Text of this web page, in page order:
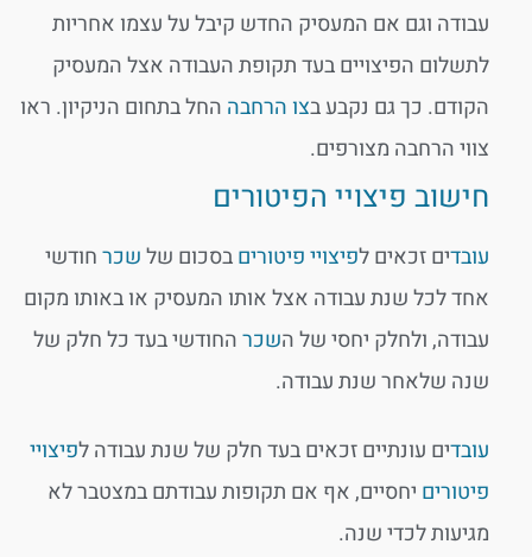
עבודה וגם אם המעסיק החדש קיבל על עצמו אחריות
לתשלום הפיצויים בעד תקופת העבודה אצל המעסיק
הקודם. כך גם נקבע בצו הרחבההחל בתחום הניקיון. ראו
צווי הרחבה מצורפים.
חישוב פיצויי הפיטורים
עובדים זכאים לפיצויי פיטוריםבסכום שלשכרחודשי
אחד לכל שנת עבודה אצל אותו המעסיק או באותו מקום
עבודה, ולחלק יחסי של השכרהחודשי בעד כל חלק של
שנה שלאחר שנת עבודה.
עובדים עונתיים זכאים בעד חלק של שנת עבודה לפיצויי
פיטוריםיחסיים, אף אם תקופות עבודתם במצטבר לא
מגיעות לכדי שנה.